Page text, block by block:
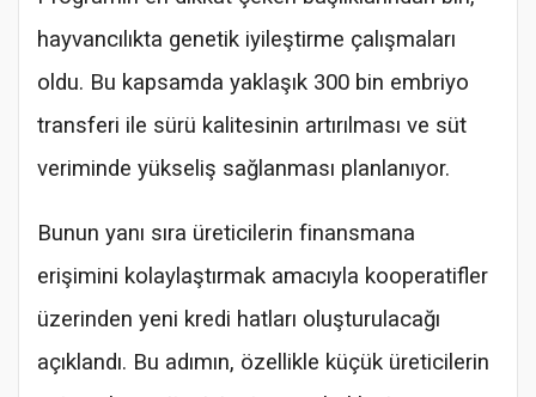
hayvancılıkta genetik iyileştirme çalışmaları
oldu. Bu kapsamda yaklaşık 300 bin embriyo
transferi ile sürü kalitesinin artırılması ve süt
veriminde yükseliş sağlanması planlanıyor.
Bunun yanı sıra üreticilerin finansmana
erişimini kolaylaştırmak amacıyla kooperatifler
üzerinden yeni kredi hatları oluşturulacağı
açıklandı. Bu adımın, özellikle küçük üreticilerin